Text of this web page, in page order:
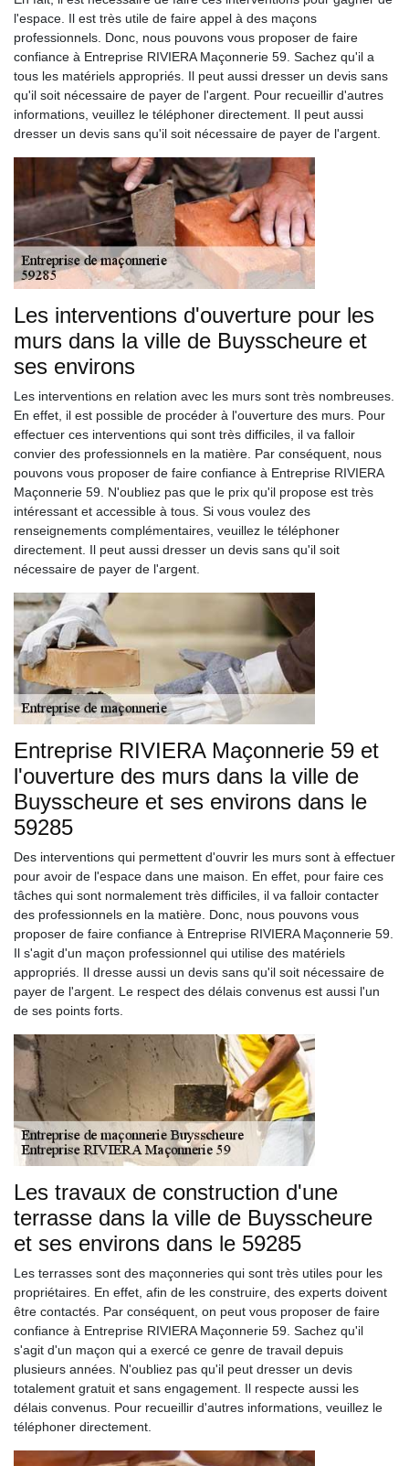
l'espace. Il est très utile de faire appel à des maçons
professionnels. Donc, nous pouvons vous proposer de faire
confiance à Entreprise RIVIERA Maçonnerie 59. Sachez qu'il a
tous les matériels appropriés. Il peut aussi dresser un devis sans
qu'il soit nécessaire de payer de l'argent. Pour recueillir d'autres
informations, veuillez le téléphoner directement. Il peut aussi
dresser un devis sans qu'il soit nécessaire de payer de l'argent.
Les interventions d'ouverture pour les
murs dans la ville de Buysscheure et
ses environs
Les interventions en relation avec les murs sont très nombreuses.
En effet, il est possible de procéder à l'ouverture des murs. Pour
effectuer ces interventions qui sont très difficiles, il va falloir
convier des professionnels en la matière. Par conséquent, nous
pouvons vous proposer de faire confiance à Entreprise RIVIERA
Maçonnerie 59. N'oubliez pas que le prix qu'il propose est très
intéressant et accessible à tous. Si vous voulez des
renseignements complémentaires, veuillez le téléphoner
directement. Il peut aussi dresser un devis sans qu'il soit
nécessaire de payer de l'argent.
Entreprise RIVIERA Maçonnerie 59 et
l'ouverture des murs dans la ville de
Buysscheure et ses environs dans le
59285
Des interventions qui permettent d'ouvrir les murs sont à effectuer
pour avoir de l'espace dans une maison. En effet, pour faire ces
tâches qui sont normalement très difficiles, il va falloir contacter
des professionnels en la matière. Donc, nous pouvons vous
proposer de faire confiance à Entreprise RIVIERA Maçonnerie 59.
Il s'agit d'un maçon professionnel qui utilise des matériels
appropriés. Il dresse aussi un devis sans qu'il soit nécessaire de
payer de l'argent. Le respect des délais convenus est aussi l'un
de ses points forts.
Les travaux de construction d'une
terrasse dans la ville de Buysscheure
et ses environs dans le 59285
Les terrasses sont des maçonneries qui sont très utiles pour les
propriétaires. En effet, afin de les construire, des experts doivent
être contactés. Par conséquent, on peut vous proposer de faire
confiance à Entreprise RIVIERA Maçonnerie 59. Sachez qu'il
s'agit d'un maçon qui a exercé ce genre de travail depuis
plusieurs années. N'oubliez pas qu'il peut dresser un devis
totalement gratuit et sans engagement. Il respecte aussi les
délais convenus. Pour recueillir d'autres informations, veuillez le
téléphoner directement.